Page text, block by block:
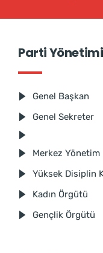
Parti Yönetimi
Genel Başkan
Genel Sekreter
Merkez Yönetim
Yüksek Disiplin
Kadın Örgütü
Gençlik Örgütü